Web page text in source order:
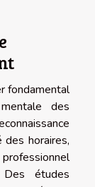
fondamental
des
horaires,
études